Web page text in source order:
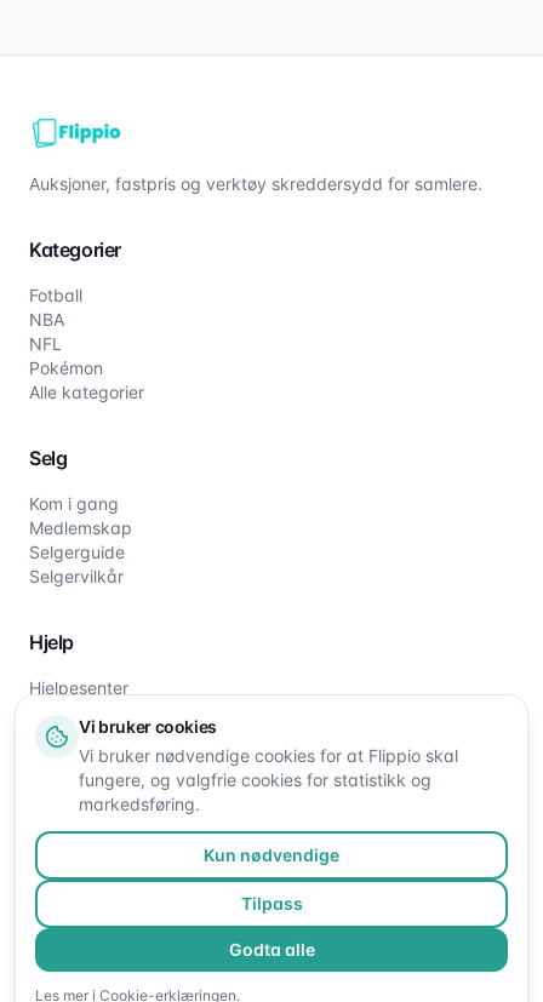
Auksjoner, fastpris og verktøy skreddersydd for samlere.
Kategorier
Fotball
NBA
NFL
Pokémon
Alle kategorier
Selg
Kom i gang
Medlemskap
Selgerguide
Selgervilkår
Hjelp
Hjelpesenter
Om oss
Kontakt oss
©2026Flippio. Alle rettigheter reservert.
Vi bruker cookies
Vi bruker nødvendige cookies for at Flippio skal
fungere, og valgfrie cookies for statistikk og
markedsføring.
Kun nødvendige
Tilpass
Godta alle
Les mer i Cookie-erklæringen.